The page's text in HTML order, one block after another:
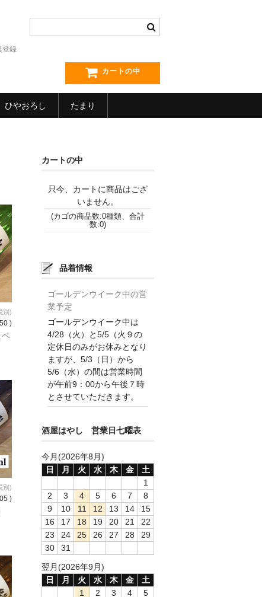
登録
カートの中
ひやおろし たまり
別)
)
ベ
別)
)
カートの中
只今、カートに商品はござ
いません。
(カゴの商品数:0種類、合計
数:0)
品着情報
ゴールデンウイーク中の営
業予定
ゴールデンウイーク中は
4/28（火）と5/5（火９の
定休日のみがお休みとなり
ますが、5/3（日）から
5/6（水）の間は営業時間
が午前9：00から午後７時
とさせていただきます。
酒屋はやし 営業日七曜表
今月(2026年8月)
日
月 火 水 木 金
土
1
2
3 4 5 6 7
8
9
10 11 12 13 14
15
16
17 18 19 20 21
22
23
24 25 26 27 28
29
30
31
翌月(2026年9月)
日
月 火 水 木 金
土
1
2 3 4
5